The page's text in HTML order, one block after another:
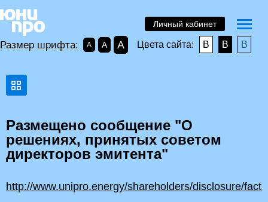
Размер шрифта: A A A Цвета сайта: B B B
Личный кабинет
Размещено сообщение "О
решениях, принятых советом
директоров эмитента"
http://www.unipro.energy/shareholders/disclosure/